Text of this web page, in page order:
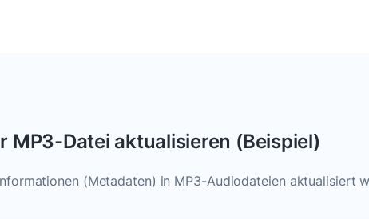
MP3-Datei aktualisieren (Beispiel)
(Metadaten) in MP3-Audiodateien aktualisiert